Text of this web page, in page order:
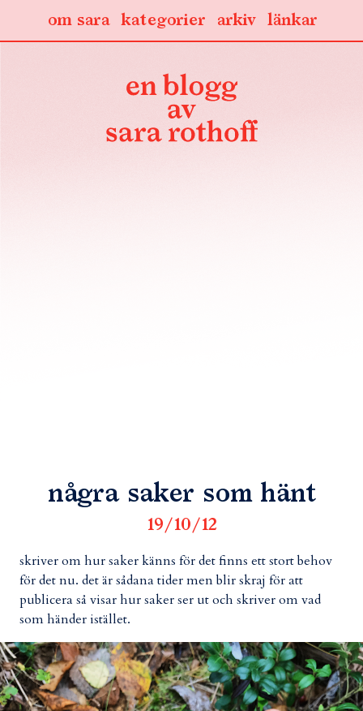
länkar
arkiv
kategorier
om sara
några saker som hänt
19/10/12
skriver om hur saker känns för det finns ett stort behov
för det nu. det är sådana tider men blir skraj för att
publicera så visar hur saker ser ut och skriver om vad
som händer istället.